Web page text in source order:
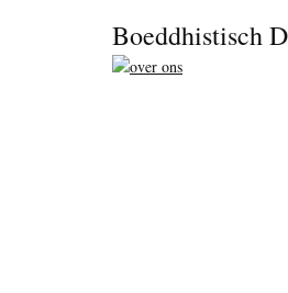
Boeddhistisch